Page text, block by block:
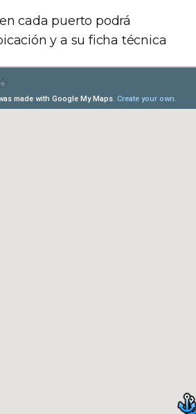
cada puerto podrá
y a su ficha técnica